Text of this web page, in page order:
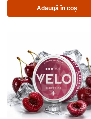
Adaugă în coș